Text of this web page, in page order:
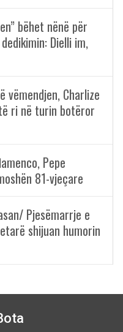
bëhet nënë për
Dielli im,
vëmendjen, Charlize
ri në turin botëror
Pepe
81-vjeçare
Pjesëmarrje e
shijuan humorin